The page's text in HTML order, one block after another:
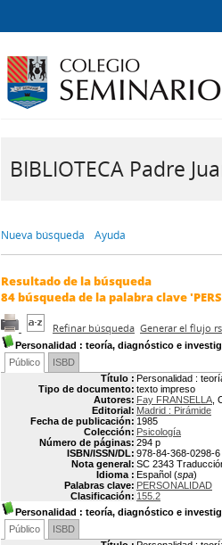
BIBLIOTECA Padre
Nueva búsqueda Ayuda
Resultado de la búsqueda
84búsqueda de la palabra clave
Refinar búsqueda Generar el flujo
Personalidad : teoría, diagnóstico e
Público
ISBD
Título : Personalidad :
Tipo de documento: texto impreso
Autores: Fay FRANSELLA ,
Editorial: Madrid : Pirámide
Fecha de publicación: 1985
Colección: Psicología
Número de páginas: 294 p
ISBN/ISSN/DL: 978-84-368-0298-6
Nota general: SC 2343
Idioma : Español (spa)
Palabras clave: PERSONALIDAD
Clasificación: 155.2
Personalidad : teoría, diagnóstico e
Público
ISBD